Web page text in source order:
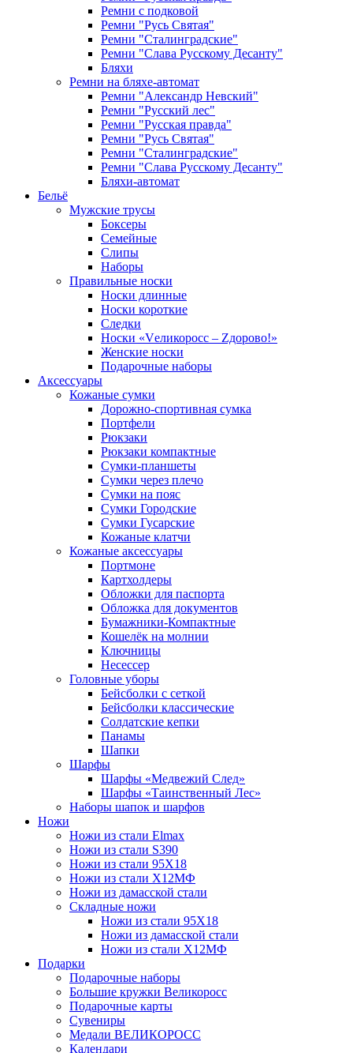
Ремни с подковой
Ремни "Русь Святая"
Ремни "Сталинградские"
Ремни "Слава Русскому Десанту"
Бляхи
Ремни на бляхе-автомат
Ремни "Александр Невский"
Ремни "Русский лес"
Ремни "Русская правда"
Ремни "Русь Святая"
Ремни "Сталинградские"
Ремни "Слава Русскому Десанту"
Бляхи-автомат
Бельё
Мужские трусы
Боксеры
Семейные
Слипы
Наборы
Правильные носки
Носки длинные
Носки короткие
Следки
Носки «Vеликоросс – Zдорово!»
Женские носки
Подарочные наборы
Аксессуары
Кожаные сумки
Дорожно-спортивная сумка
Портфели
Рюкзаки
Рюкзаки компактные
Сумки-планшеты
Сумки через плечо
Сумки на пояс
Сумки Городские
Сумки Гусарские
Кожаные клатчи
Кожаные аксессуары
Портмоне
Картхолдеры
Обложки для паспорта
Обложка для документов
Бумажники-Компактные
Кошелёк на молнии
Ключницы
Несессер
Головные уборы
Бейсболки с сеткой
Бейсболки классические
Солдатские кепки
Панамы
Шапки
Шарфы
Шарфы «Медвежий След»
Шарфы «Таинственный Лес»
Наборы шапок и шарфов
Ножи
Ножи из стали Elmax
Ножи из стали S390
Ножи из стали 95X18
Ножи из стали Х12МФ
Ножи из дамасской стали
Складные ножи
Ножи из стали 95X18
Ножи из дамасской стали
Ножи из стали Х12МФ
Подарки
Подарочные наборы
Большие кружки Великоросс
Подарочные карты
Сувениры
Медали ВЕЛИКОРОСС
Календари